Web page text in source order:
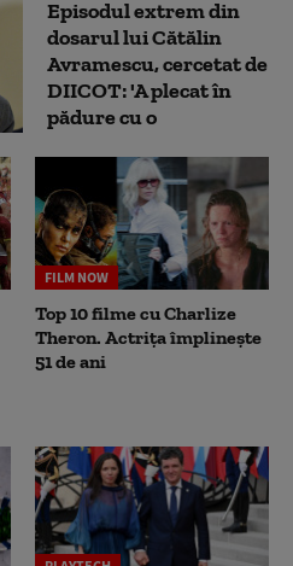
Episodul extrem din
dosarul lui Cătălin
Avramescu, cercetat de
DIICOT: 'A plecat în
pădure cu o
FILM NOW
Top 10 filme cu Charlize
Theron. Actrița împlinește
51 de ani